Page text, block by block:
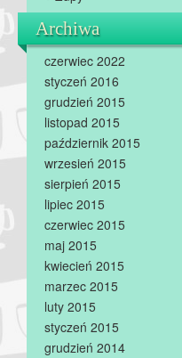
Archiwa
czerwiec 2022
styczeń 2016
grudzień 2015
listopad 2015
październik 2015
wrzesień 2015
sierpień 2015
lipiec 2015
czerwiec 2015
maj 2015
kwiecień 2015
marzec 2015
luty 2015
styczeń 2015
grudzień 2014